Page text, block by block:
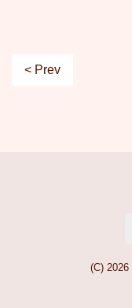
< Prev
(C) 2026